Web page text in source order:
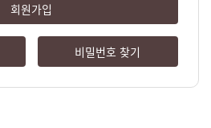
회원가입
비밀번호 찾기